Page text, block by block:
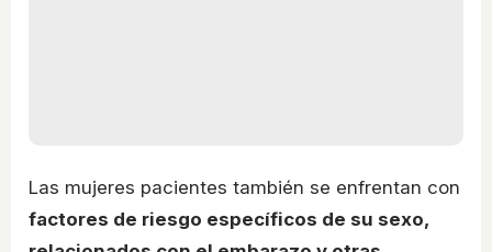
Las mujeres pacientes también se enfrentan con
factores de riesgo específicos de su sexo,